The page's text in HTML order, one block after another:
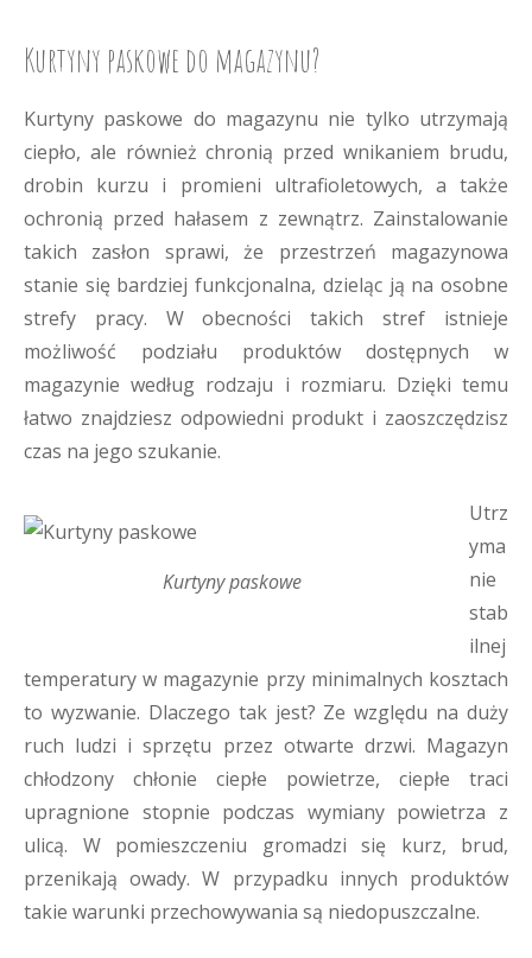
Kurtyny paskowe do magazynu?
Kurtyny paskowe do magazynu nie tylko utrzymają
ciepło, ale również chronią przed wnikaniem brudu,
drobin kurzu i promieni ultrafioletowych, a także
ochronią przed hałasem z zewnątrz. Zainstalowanie
takich zasłon sprawi, że przestrzeń magazynowa
stanie się bardziej funkcjonalna, dzieląc ją na osobne
strefy pracy. W obecności takich stref istnieje
możliwość podziału produktów dostępnych w
magazynie według rodzaju i rozmiaru. Dzięki temu
łatwo znajdziesz odpowiedni produkt i zaoszczędzisz
czas na jego szukanie.
Kurtyny paskowe
Utrz
yma
nie
stab
ilnej
temperatury w magazynie przy minimalnych kosztach
to wyzwanie. Dlaczego tak jest? Ze względu na duży
ruch ludzi i sprzętu przez otwarte drzwi. Magazyn
chłodzony chłonie ciepłe powietrze, ciepłe traci
upragnione stopnie podczas wymiany powietrza z
ulicą. W pomieszczeniu gromadzi się kurz, brud,
przenikają owady. W przypadku innych produktów
takie warunki przechowywania są niedopuszczalne.